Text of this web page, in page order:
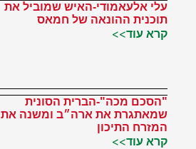
עלי אלעאמודי-האיש שמוביל את
תוכנית ההונאה של חמאס
קרא עוד>>
"הסכם מכה"-הברית הסונית
שמאתגרת את ארה״ב ומשנה את
המזרח התיכון
קרא עוד>>